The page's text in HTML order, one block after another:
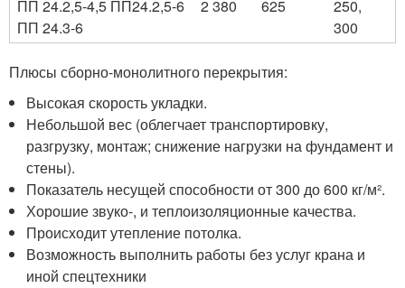
ПП 24.2,5-4,5 ПП24.2,5-6
ПП 24.3-6
2 380 625
250,
300
Плюсы сборно-монолитного перекрытия:
Высокая скорость укладки.
Небольшой вес (облегчает транспортировку,
разгрузку, монтаж; снижение нагрузки на фундамент и
стены).
Показатель несущей способности от 300 до 600 кг/м².
Хорошие звуко-, и теплоизоляционные качества.
Происходит утепление потолка.
Возможность выполнить работы без услуг крана и
иной спецтехники